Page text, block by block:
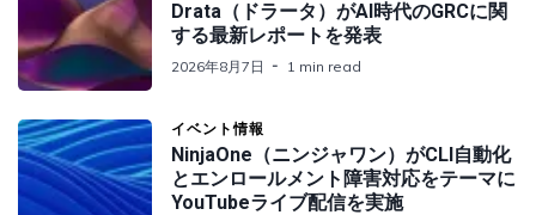
Drata（ドラータ）がAI時代のGRCに関
する最新レポートを発表
2026年8月7日 1 min read
イベント情報
NinjaOne（ニンジャワン）がCLI自動化
とエンロールメント障害対応をテーマに
YouTubeライブ配信を実施